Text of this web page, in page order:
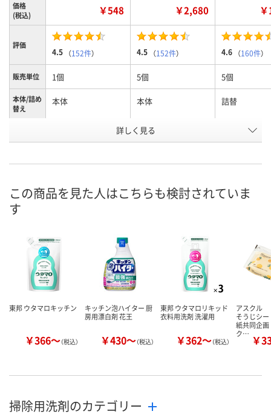
価格
(税込)
￥548 ￥2,680
評価
4.5 （152件） 4.5 （152件） 4.6 （160件）
販売単位 1個 5個 5個
本体/詰め
替え
本体 本体 詰替
HE62535 HE62541
8月12日（水）
カゴへ カ
詳しく見る
この商品を見た人はこちらも検討されていま
す
東邦 ウタマロキッチン
￥366～（税込）
キッチン泡ハイター 厨
房用漂白剤 花王
￥430～（税込）
東邦 ウタマロリキッド
衣料用洗剤 洗濯用
￥362～（税込）
アスクル
そうじシ
紙共同企
ク… ￥
掃除用洗剤のカテゴリー